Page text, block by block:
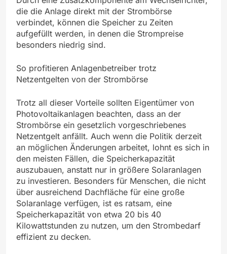
die die Anlage direkt mit der Strombörse
verbindet, können die Speicher zu Zeiten
aufgefüllt werden, in denen die Strompreise
besonders niedrig sind.
So profitieren Anlagenbetreiber trotz
Netzentgelten von der Strombörse
Trotz all dieser Vorteile sollten Eigentümer von
Photovoltaikanlagen beachten, dass an der
Strombörse ein gesetzlich vorgeschriebenes
Netzentgelt anfällt. Auch wenn die Politik derzeit
an möglichen Änderungen arbeitet, lohnt es sich in
den meisten Fällen, die Speicherkapazität
auszubauen, anstatt nur in größere Solaranlagen
zu investieren. Besonders für Menschen, die nicht
über ausreichend Dachfläche für eine große
Solaranlage verfügen, ist es ratsam, eine
Speicherkapazität von etwa 20 bis 40
Kilowattstunden zu nutzen, um den Strombedarf
effizient zu decken.